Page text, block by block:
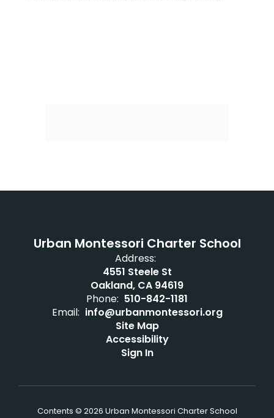
Urban Montessori Charter School
Address:
4551 Steele St
Oakland, CA 94619
Phone: 510-842-1181
Email: info@urbanmontessori.org
Site Map
Accessibility
Sign In
Contents © 2026 Urban Montessori Charter School